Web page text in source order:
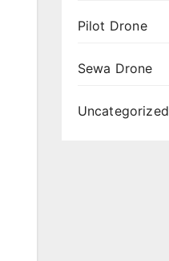
Pilot Drone
Sewa Drone
Uncategorized